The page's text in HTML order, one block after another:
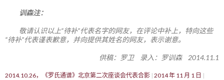
训森注：
敬请认识以上“待补”代表名字的网友，在评论中补上，特向这些
“待补”代表谨表歉意，并向提供其姓名的网友，表示谢意。
供稿：罗卫 录入：罗训森 2014.11.1
2014.10.26，《罗氏通谱》北京第二次座谈会代表合影 2014 年 11 月 1 日